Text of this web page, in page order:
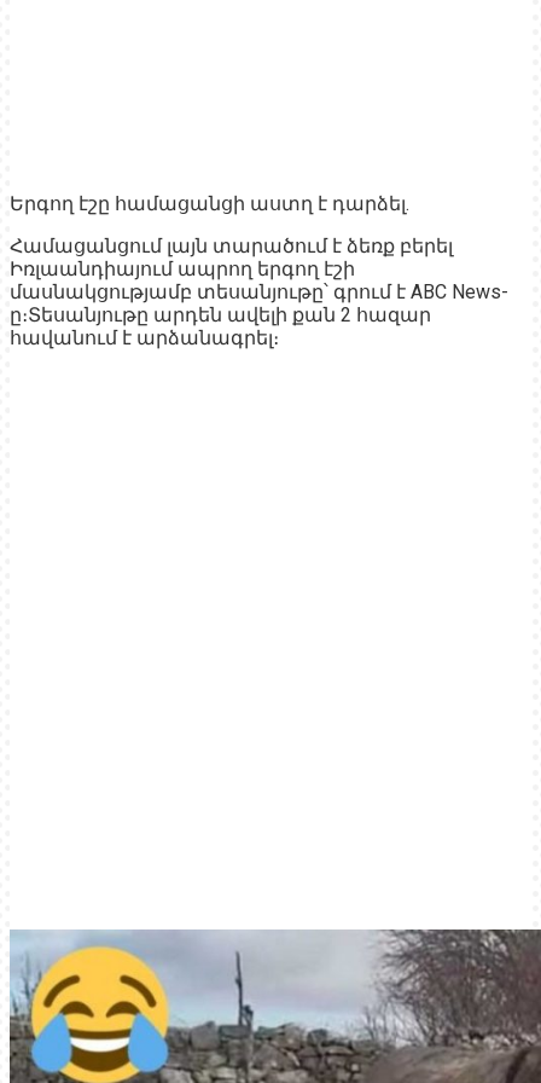
Երգող էշը համացանցի աստղ է դարձել.
Համացանցում լայն տարածում է ձեռք բերել
Իռլաանդիայում ապրող երգող էշի
մասնակցությամբ տեսանյութը՝ գրում է ABC News-
ը։Տեսանյութը արդեն ավելի քան 2 հազար
հավանում է արձանագրել։